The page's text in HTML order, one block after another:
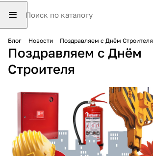
Блог Новости Поздравляем с Днём Строителя
Поздравляем с Днём
Строителя